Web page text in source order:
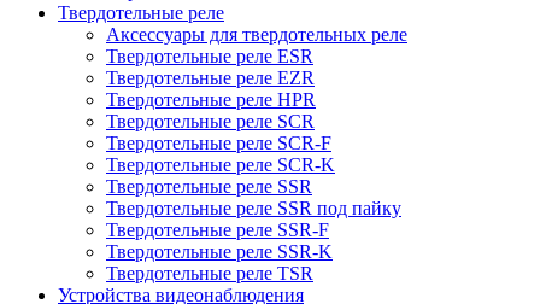
Твердотельные реле
Аксессуары для твердотельных реле
Твердотельные реле ESR
Твердотельные реле EZR
Твердотельные реле HPR
Твердотельные реле SCR
Твердотельные реле SCR-F
Твердотельные реле SCR-K
Твердотельные реле SSR
Твердотельные реле SSR под пайку
Твердотельные реле SSR-F
Твердотельные реле SSR-K
Твердотельные реле TSR
Устройства видеонаблюдения